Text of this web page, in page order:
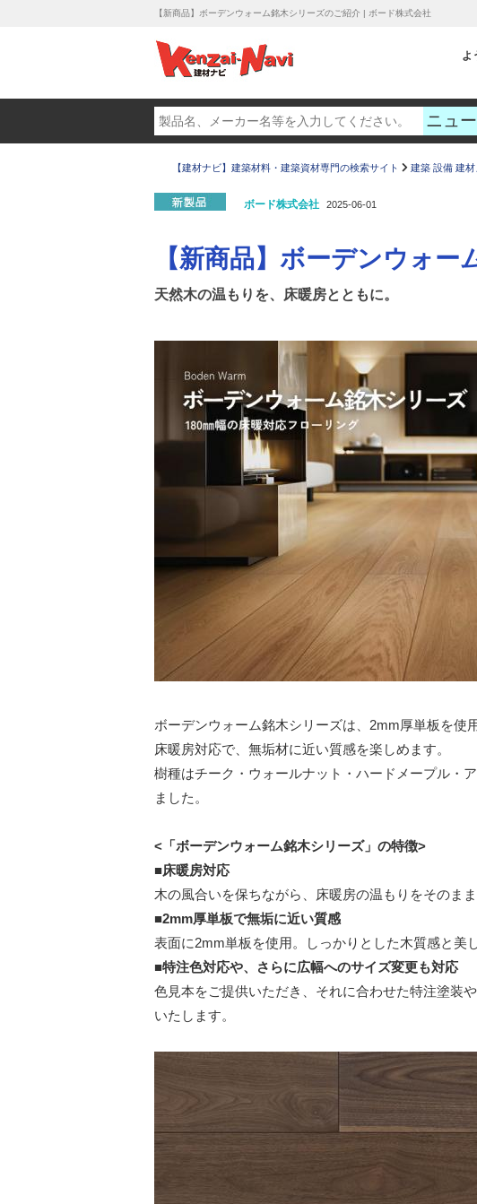
【新商品】ボーデンウォーム銘木シリーズのご紹介 | ボード株式会社
よ
【建材ナビ】建築材料・建築資材専門の検索サイト 建築 設備 建
ボード株式会社 2025-06-01
【新商品】ボーデンウォ
天然木の温もりを、床暖房とともに。
ボーデンウォーム銘木シリーズは、2mm厚単板を使
床暖房対応で、無垢材に近い質感を楽しめます。
樹種はチーク・ウォールナット・ハードメープル・
ました。
<「ボーデンウォーム銘木シリーズ」の特徴>
■床暖房対応
木の風合いを保ちながら、床暖房の温もりをそのま
■2mm厚単板で無垢に近い質感
表面に2mm単板を使用。しっかりとした木質感と美
■特注色対応や、さらに広幅へのサイズ変更も対応
色見本をご提供いただき、それに合わせた特注塗装
いたします。